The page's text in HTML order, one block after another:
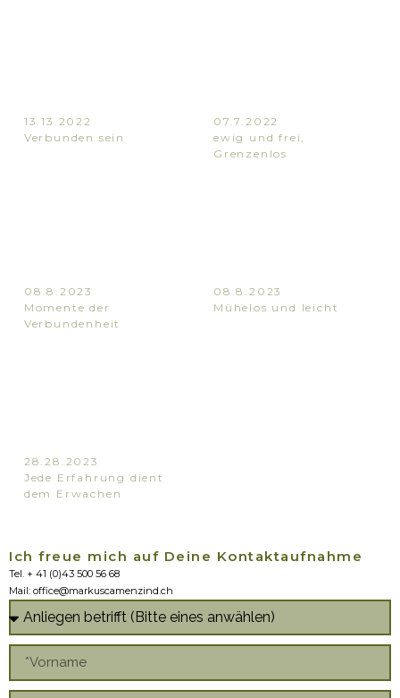
13.13.2022
Verbunden sein
07.7.2022
ewig und frei ,
Grenzenlos
08.8.2023
Momente der
Verbundenheit
08.8.2023
Mühelos und leicht
28.28.2023
Jede Erfahrung dient
dem Erwachen
Ich freue mich auf Deine Kontaktaufnahme
Tel. + 41 (0)43 500 56 68
Mail: office@markuscamenzind.ch